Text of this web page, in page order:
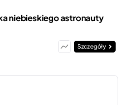
niebieskiego astronauty
Szczegóły